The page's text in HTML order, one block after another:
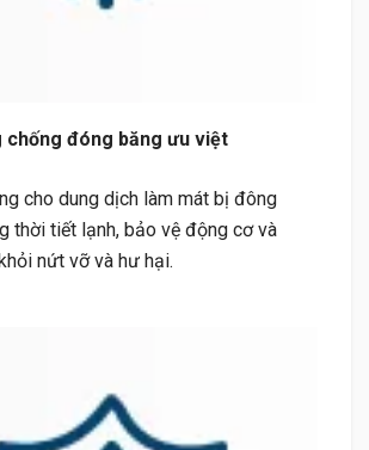
chống đóng băng ưu việt
cho dung dịch làm mát bị đông
thời tiết lạnh, bảo vệ động cơ và
nứt vỡ và hư hại.